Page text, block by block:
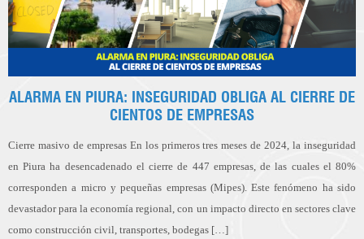
ALARMA EN PIURA: INSEGURIDAD OBLIGA AL CIERRE DE
CIENTOS DE EMPRESAS
Cierre masivo de empresas En los primeros tres meses de 2024, la inseguridad
en Piura ha desencadenado el cierre de 447 empresas, de las cuales el 80%
corresponden a micro y pequeñas empresas (Mipes). Este fenómeno ha sido
devastador para la economía regional, con un impacto directo en sectores clave
como construcción civil, transportes, bodegas […]